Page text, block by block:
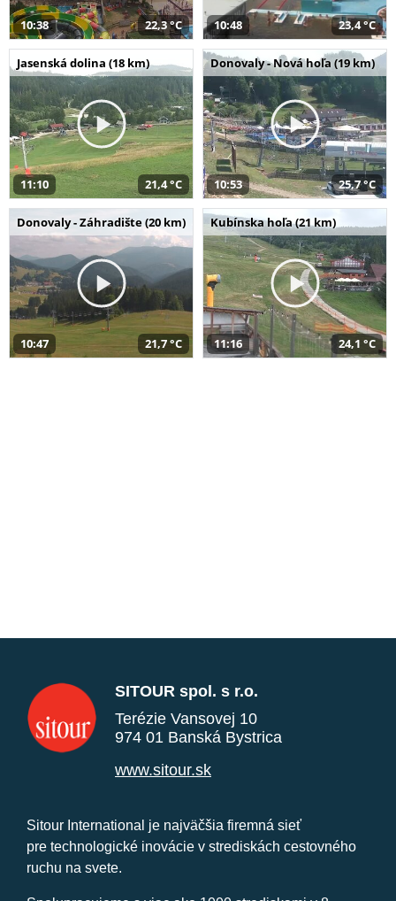
10:38 22,3 °C 10:48 23,4 °C
Jasenská dolina (18 km)
11:10 21,4 °C
Donovaly - Nová hoľa (19 km)
10:53 25,7 °C
Donovaly - Záhradište (20 km)
10:47 21,7 °C
Kubínska hoľa (21 km)
11:16 24,1 °C
SITOUR spol. s r.o.
Terézie Vansovej 10
974 01 Banská Bystrica
www.sitour.sk
Sitour International je najväčšia firemná sieť
pre technologické inovácie v strediskách cestovného
ruchu na svete.